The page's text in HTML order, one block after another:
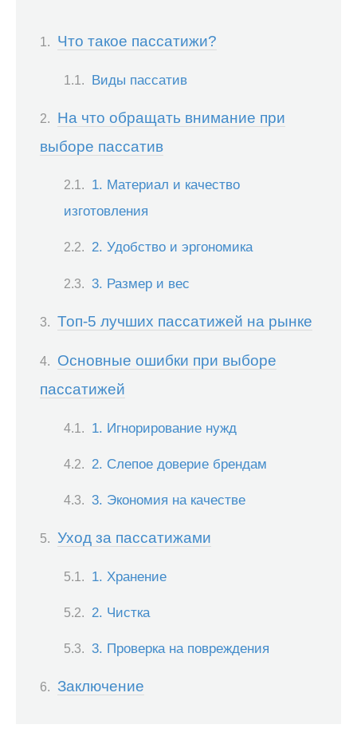
Что такое пассатижи?
Виды пассатив
На что обращать внимание при
выборе пассатив
1. Материал и качество
изготовления
2. Удобство и эргономика
3. Размер и вес
Топ-5 лучших пассатижей на рынке
Основные ошибки при выборе
пассатижей
1. Игнорирование нужд
2. Слепое доверие брендам
3. Экономия на качестве
Уход за пассатижами
1. Хранение
2. Чистка
3. Проверка на повреждения
Заключение